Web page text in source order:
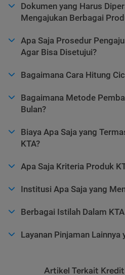
Dokumen yang Harus
Mengajukan Berbagai
Apa Saja Prosedur
Agar Bisa Disetujui?
Bagaimana Cara Hitung
Bagaimana Metode
Bulan?
Biaya Apa Saja yang
KTA?
Apa Saja Kriteria Produk
Institusi Apa Saja yang
Berbagai Istilah Dalam KTA
Layanan Pinjaman
Artikel Terkait